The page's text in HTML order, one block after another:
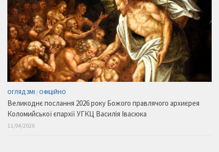
ОГЛЯД ЗМІ / ОФІЦІЙНО
Великоднє послання 2026 року Божого правлячого архиєрея
Коломийської єпархії УГКЦ Василія Івасюка
11/04/2026